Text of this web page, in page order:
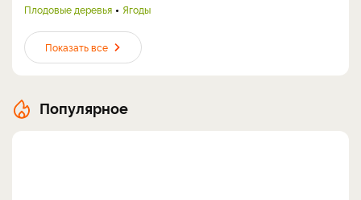
Плодовые деревья
Ягоды
Показать все
Популярное